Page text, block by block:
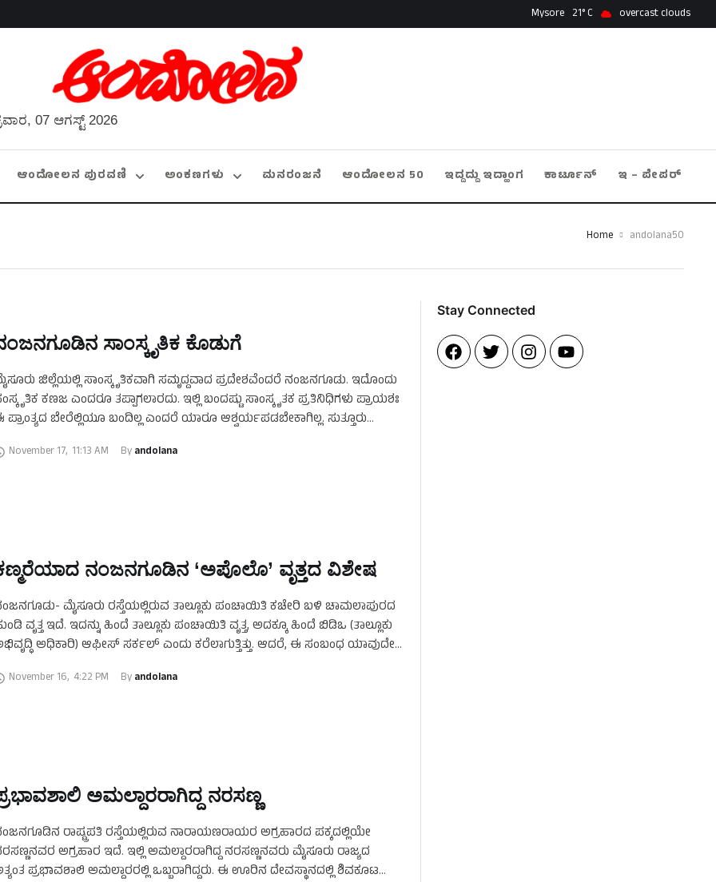
Mysore 21 overcast clouds
07 ಆಗಸ್ಟ್ 2026
ಆಂದೋಲನ ಪುರವಣಿ ಅಂಕಣಗಳು ಮನರಂಜನೆ ಆಂದೋಲನ 50 ಇದ್ದದ್ದು ಇದ್ಹಾಂಗ ಕಾರ್ಟೂನ್ ಇ – ಪೇಪರ್
Home andolana50
ಸಾಂಸ್ಕೃತಿಕ ಕೊಡುಗೆ
ಜಿಲ್ಲೆಯಲ್ಲಿ ಸಾಂಸ್ಕೃತಿಕವಾಗಿ ಸಮೃದ್ದವಾದ ಪ್ರದೇಶವೆಂದರೆ ನಂಜನಗೂಡು. ಇದೊಂದು
ಕಣಜ ಎಂದರೂ ತಪ್ಪಾಗಲಾರದು. ಇಲ್ಲಿ ಬಂದಷ್ಟು ಸಾಂಸ್ಕೃತಕ ಪ್ರತಿನಿಧಿಗಳು ಪ್ರಾಯಶಃ
ಪ್ರಾಂತ್ಯದ ಬೇರೆಲ್ಲಿಯೂ ಬಂದಿಲ್ಲ ಎಂದರೆ ಯಾರೂ ಆಶ್ವರ್ಯಪಡಬೇಕಾಗಿಲ್ಲ. ಸುತ್ತೂರು
November 17, 11:13 AM By andolana
ನಂಜನಗೂಡಿನ ‘ಅಪೊಲೊ’ ವೃತ್ತದ ವಿಶೇಷ
ಮೈಸೂರು ರಸ್ತೆಯಲ್ಲಿರುವ ತಾಲ್ಲೂಕು ಪಂಚಾಯಿತಿ ಕಚೇರಿ ಬಳಿ ಚಾಮಲಾಪುರದ
ವೃತ್ತ ಇದೆ. ಇದನ್ನು ಹಿಂದೆ ತಾಲ್ಲೂಕು ಪಂಚಾಯಿತಿ ವೃತ್ತ, ಅದಕ್ಕೂ ಹಿಂದೆ ಬಿಡಿಒ (ತಾಲ್ಲೂಕು
ಅಧಿಕಾರಿ) ಆಫೀಸ್ ಸರ್ಕಲ್ ಎಂದು ಕರೆಲಾಗುತ್ತಿತ್ತು. ಆದರೆ, ಈ ಸಂಬಂಧ ಯಾವುದೇ
November 16, 4:22 PM By andolana
ಅಮಲ್ದಾರರಾಗಿದ್ದ ನರಸಣ್ಣ
ರಾಷ್ಟ್ರಪತಿ ರಸ್ತೆಯಲ್ಲಿರುವ ನಾರಾಯಣರಾಯರ ಅಗ್ರಹಾರದ ಪಕ್ಕದಲ್ಲಿಯೇ
ಅಗ್ರಹಾರ ಇದೆ. ಇಲ್ಲಿ ಅಮಲ್ದಾರರಾಗಿದ್ದ ನರಸಣ್ಣನವರು ಮೈಸೂರು ರಾಜ್ಯದ
ಪ್ರಭಾವಶಾಲಿ ಅಮಲ್ದಾರರಲ್ಲಿ ಒಬ್ಬರಾಗಿದ್ದರು. ಈ ಊರಿನ ದೇವಸ್ಥಾನದಲ್ಲಿ ಶಿವಕೂಟ
Stay Connected​